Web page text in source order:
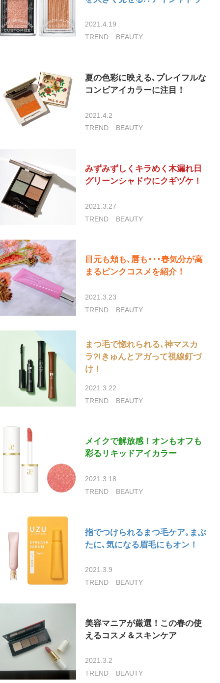
2021.4.19
TREND
BEAUTY
夏の色彩に映える､プレイフルな
コンビアイカラーに注目！
2021.4.2
TREND
BEAUTY
みずみずしくキラめく木漏れ日
グリーンシャドウにクギヅケ！
2021.3.27
TREND
BEAUTY
目元も頬も､唇も･･･春気分が高
まるピンクコスメを紹介！
2021.3.23
TREND
BEAUTY
まつ毛で惚れられる､神マスカ
ラ?!きゅんとアガって視線釘づ
け！
2021.3.22
TREND
BEAUTY
メイクで解放感！オンもオフも
彩るリキッドアイカラー
2021.3.18
TREND
BEAUTY
指でつけられるまつ毛ケア｡まぶ
たに､気になる眉毛にもオン！
2021.3.9
TREND
BEAUTY
美容マニアが厳選！この春の使
えるコスメ＆スキンケア
2021.3.2
TREND
BEAUTY